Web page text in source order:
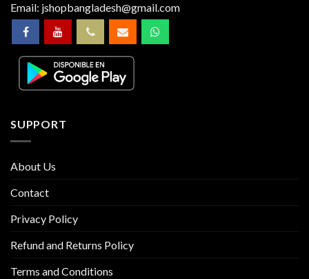
Email: jshopbangladesh@gmail.com
SUPPORT
About Us
Contact
Privacy Policy
Refund and Returns Policy
Terms and Conditions